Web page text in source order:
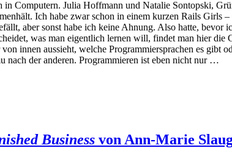
Computern. Julia Hoffmann und Natalie Sontopski,
Ich habe zwar schon in einem kurzen Rails
aber sonst habe ich keine Ahnung. Also hatte, bevor
was man eigentlich lernen will, findet man hier
innen aussieht, welche Programmiersprachen es gibt
nach der anderen. Programmieren ist eben nicht nur …
Business von Ann-Marie